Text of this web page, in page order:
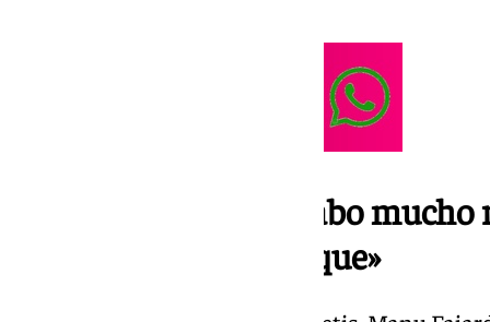
«Se está llevando a cabo
exterior por Vitor Roque»